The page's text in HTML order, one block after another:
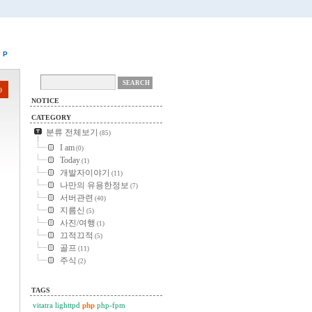
P
NOTICE
CATEGORY
분류 전체보기 (85)
I am (0)
Today (1)
개발자이야기 (11)
나만의 유용한정보 (7)
서버관련 (40)
지름신 (5)
사진/여행 (1)
끄적끄적 (5)
골프 (11)
주식 (2)
TAGS
vitatra lighttpd php php-fpm